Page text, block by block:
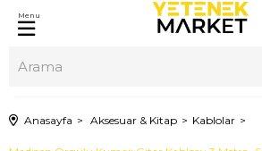
Menu
Anasayfa Aksesuar & Kitap Kablolar